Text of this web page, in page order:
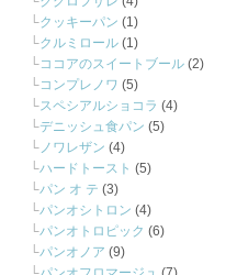
クッキーパン (1)
クルミロール (1)
ココアのスイートブール (2)
コンプレノワ (5)
スペシアルショコラ (4)
デニッシュ食パン (5)
ノワレザン (4)
ハードトースト (5)
パン オ テ (3)
パンオシトロン (4)
パンオトロピック (6)
パンオノア (9)